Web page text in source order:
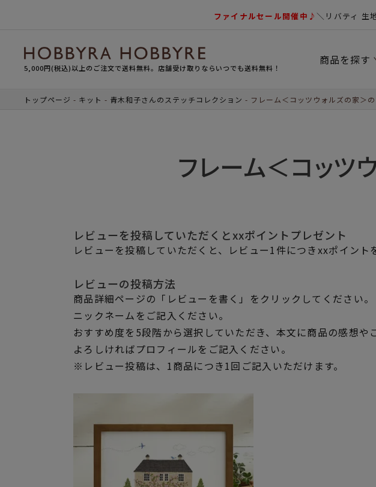
ファイナルセール開催中♪＼リバティ 生
5,000円(税込)以上のご注文で送料無料。店舗受け取りならいつでも送料無料！
商品を探す
トップページ キット 青木和子さんのステッチコレクション フレーム＜コッツウォルズの家＞
フレーム＜コッツ
レビューを投稿していただくとxxポイントプレゼント
レビューを投稿していただくと、レビュー1件につきxxポイント
レビューの投稿方法
商品詳細ページの「レビューを書く」をクリックしてください。
ニックネームをご記入ください。
おすすめ度を5段階から選択していただき、本文に商品の感想や
よろしければプロフィールをご記入ください。
※レビュー投稿は、1商品につき1回ご記入いただけます。